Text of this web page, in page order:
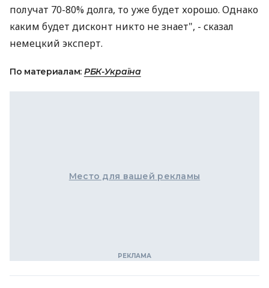
получат 70-80% долга, то уже будет хорошо. Однако
каким будет дисконт никто не знает", - сказал
немецкий эксперт.
По материалам: РБК-Україна
Место для вашей рекламы